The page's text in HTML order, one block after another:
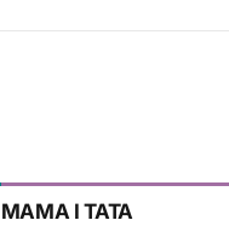
MAMA I TATA